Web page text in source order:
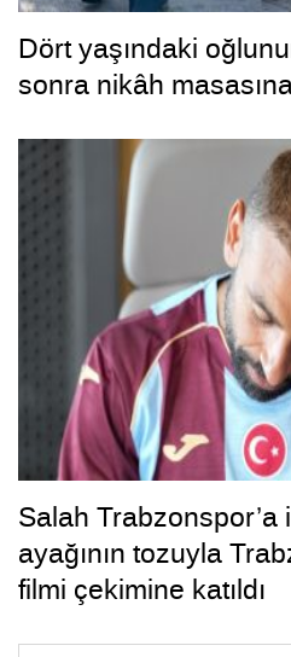
Dört yaşındaki
sonra nikâh
Salah Trabzonspor’a
ayağının tozuyla
filmi çekimine katıldı